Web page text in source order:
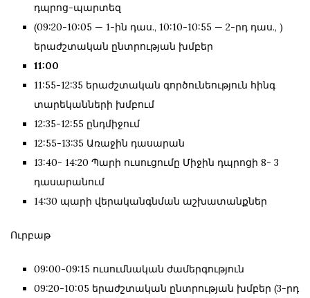
դպրոց-պարտեզ
(09:20-10:05 — 1-ին դաս., 10:10-10:55 — 2-րդ դաս., )
երաժշտական ընտրության խմբեր
11:00
11:55-12:35 երաժշտական գործունեություն հինգ
տարեկանների խմբում
12:35-12:55 ընդմիջում
12:55-13:35 Առաջին դասարան
13:40- 14:20 Պարի ուսուցումը Միջին դպրոցի 8- 3
դասարանում
14:30 պարի վերականգնման աշխատանքներ
Ուրբաթ
09:00-09:15 ուսումնական ժամերգություն
09:20-10:05 երաժշտական ընտրության խմբեր (3-րդ